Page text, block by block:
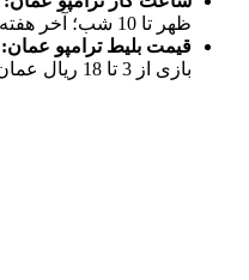
ظهر تا 10 شب؛ آخر هفته‌ها از 10 صبح تا 11 شب
قیمت بلیط ترامپو عمان:
بازی از 3 تا 18 ریال عمان